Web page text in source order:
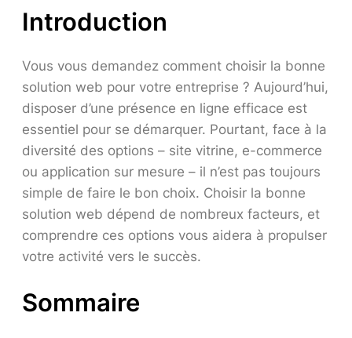
Introduction
Vous vous demandez comment choisir la bonne
solution web pour votre entreprise ? Aujourd’hui,
disposer d’une présence en ligne efficace est
essentiel pour se démarquer. Pourtant, face à la
diversité des options – site vitrine, e-commerce
ou application sur mesure – il n’est pas toujours
simple de faire le bon choix. Choisir la bonne
solution web dépend de nombreux facteurs, et
comprendre ces options vous aidera à propulser
votre activité vers le succès.
Sommaire